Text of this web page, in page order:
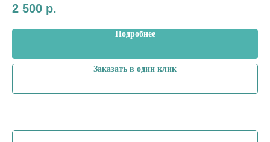
2 500 р.
Подробнее
Заказать в один клик